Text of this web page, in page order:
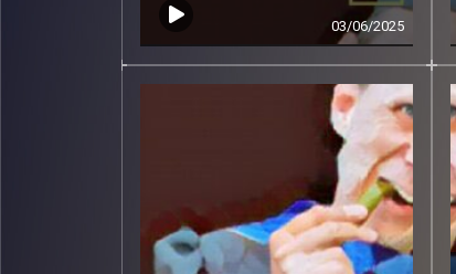
03/06/2025